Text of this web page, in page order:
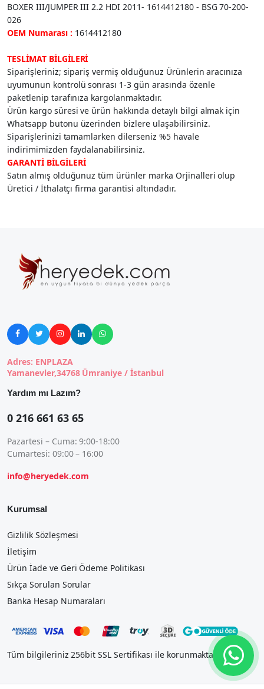
BOXER III/JUMPER III 2.2 HDI 2011- 1614412180 - BSG 70-200-
026
OEM Numarası : 1614412180
TESLİMAT BİLGİLERİ
Siparişleriniz; sipariş vermiş olduğunuz Ürünlerin aracınıza
uyumunun kontrolü sonrası 1-3 gün arasında özenle
paketlenip tarafınıza kargolanmaktadır.
Ürün kargo süresi ve ürün hakkında detaylı bilgi almak için
Whatsapp butonu üzerinden bizlere ulaşabilirsiniz.
Siparişlerinizi tamamlarken dilerseniz %5 havale
indirimimizden faydalanabilirsiniz.
GARANTİ BİLGİLERİ
Satın almış olduğunuz tüm ürünler marka Orjinalleri olup
Üretici / İthalatçı firma garantisi altındadır.
    
Adres: ENPLAZA
Yamanevler,34768 Ümraniye / İstanbul
Yardım mı Lazım?
0 216 661 63 65
Pazartesi – Cuma: 9:00-18:00
Cumartesi: 09:00 – 16:00
info@heryedek.com
Kurumsal
Gizlilik Sözleşmesi
İletişim
Ürün İade ve Geri Ödeme Politikası
Sıkça Sorulan Sorular
Banka Hesap Numaraları
Tüm bilgileriniz 256bit SSL Sertifikası ile korunmaktadır.